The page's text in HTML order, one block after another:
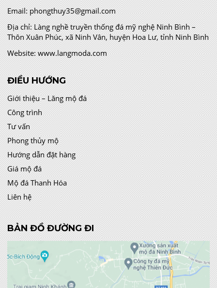
Email: phongthuy35@gmail.com
Địa chỉ:Làng nghề truyền thống đá mỹ nghệ Ninh Bình –
Thôn Xuân Phúc, xã Ninh Vân, huyện Hoa Lư, tỉnh Ninh Bình
Website: www.langmoda.com
ĐIỀU HƯỚNG
Giới thiệu – Lăng mộ đá
Công trình
Tư vấn
Phong thủy mộ
Hướng dẫn đặt hàng
Giá mộ đá
Mộ đá Thanh Hóa
Liên hệ
BẢN ĐỒ ĐƯỜNG ĐI